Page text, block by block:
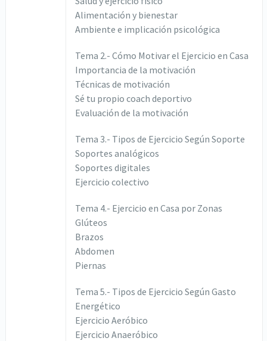
Alimentación y bienestar
Ambiente e implicación psicológica
Tema 2.- Cómo Motivar el Ejercicio en Casa
Importancia de la motivación
Técnicas de motivación
Sé tu propio coach deportivo
Evaluación de la motivación
Tema 3.- Tipos de Ejercicio Según Soporte
Soportes analógicos
Soportes digitales
Ejercicio colectivo
Tema 4.- Ejercicio en Casa por Zonas
Glúteos
Brazos
Abdomen
Piernas
Tema 5.- Tipos de Ejercicio Según Gasto
Energético
Ejercicio Aeróbico
Ejercicio Anaeróbico